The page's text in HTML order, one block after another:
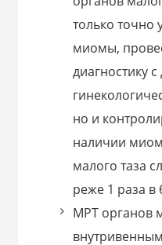
только точно
миомы,
диагностику
но и
наличии
малого таза
реже 1 раза в
МРТ органов